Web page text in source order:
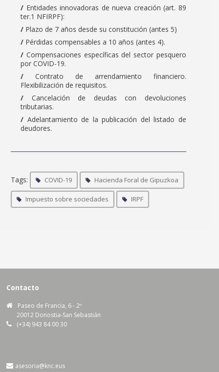
Entidades innovadoras de nueva creación (art. 89
ter.1 NFIRPF):
Plazo de 7 años desde su constitución (antes 5)
Pérdidas compensables a 10 años (antes 4).
Compensaciones específicas del sector pesquero
por COVID-19.
Contrato de arrendamiento financiero.
Flexibilización de requisitos.
Cancelación de deudas con devoluciones
tributarias.
Adelantamiento de la publicación del listado de
deudores.
Tags: COVID-19 Hacienda Foral de Gipuzkoa
Impuesto sobre sociedades IRPF
Contacto
Paseo de Francia, 6 - 2º
20012 Donostia-San Sebastián
(+34) 943 84 00 30
asesoria@knc.eus